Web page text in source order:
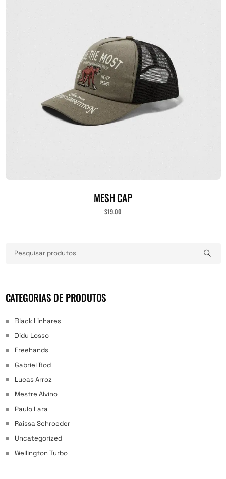
MESH CAP
$19.00
CATEGORIAS DE PRODUTOS
Black Linhares
Didu Losso
Freehands
Gabriel Bod
Lucas Arroz
Mestre Alvino
Paulo Lara
Raissa Schroeder
Uncategorized
Wellington Turbo